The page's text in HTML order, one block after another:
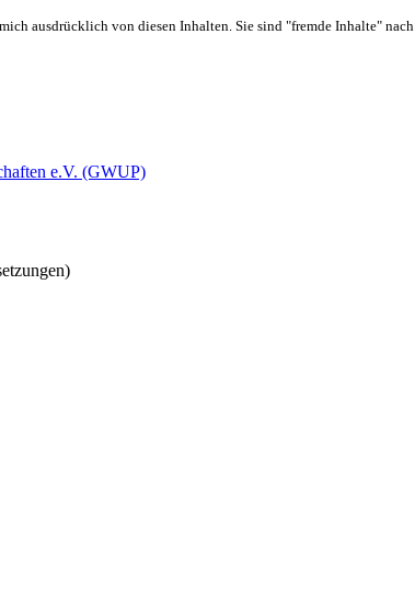
ausdrücklich von diesen Inhalten. Sie sind "fremde Inhalte" nach
e.V. (GWUP)